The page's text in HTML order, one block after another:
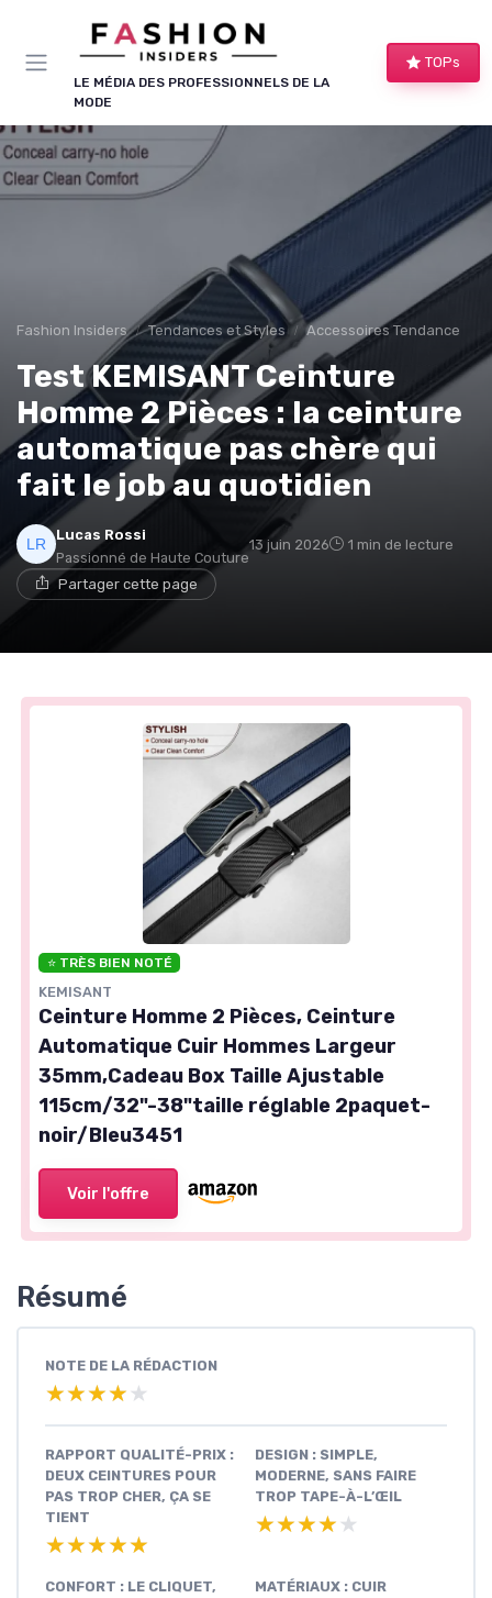
LE MÉDIA DES PROFESSIONNELS DE LA
MODE
TOPs
Fashion Insiders Tendances et Styles Accessoires Tendance
Test KEMISANT Ceinture
Homme 2 Pièces : la ceinture
automatique pas chère qui
fait le job au quotidien
Lucas Rossi
Passionné de Haute Couture
13 juin 2026 1 min de lecture
Partager cette page
⭐ TRÈS BIEN NOTÉ
KEMISANT
Ceinture Homme 2 Pièces, Ceinture
Automatique Cuir Hommes Largeur
35mm,Cadeau Box Taille Ajustable
115cm/32"-38"taille réglable 2paquet-
noir/Bleu3451
Voir l'offre
Résumé
NOTE DE LA RÉDACTION
★★★★★
★★★★★
RAPPORT QUALITÉ-PRIX :
DEUX CEINTURES POUR
PAS TROP CHER, ÇA SE
TIENT
★★★★★
★★★★★
DESIGN : SIMPLE,
MODERNE, SANS FAIRE
TROP TAPE-À-L’ŒIL
★★★★★
★★★★★
CONFORT : LE CLIQUET,
MATÉRIAUX : CUIR